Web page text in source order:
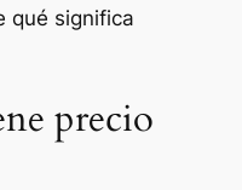
qué significa
precio